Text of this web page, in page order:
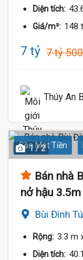
Diện tích:
Giá/m²: 148
7 tỷ 7 tỷ
Thúy An
Gần Mặt Tiền
1 / 2
Bán nhà
nở hậu
Bùi Đình
Rộng: 3.3 m
Diện tích: